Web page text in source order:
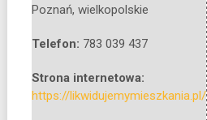
Poznań, wielkopolskie
Telefon: 783 039 437
Strona internetowa:
https://likwidujemymieszkania.pl/